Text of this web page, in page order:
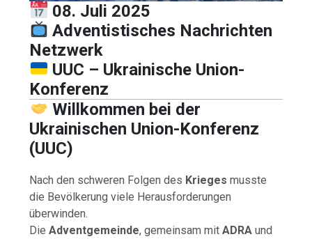
08. Juli 2025
Adventistisches Nachrichten
Netzwerk
UUC – Ukrainische Union-
Konferenz
Willkommen bei der
Ukrainischen Union-Konferenz
(UUC)
Nach den schweren Folgen des Krieges musste
die Bevölkerung viele Herausforderungen
überwinden.
DieAdventgemeinde, gemeinsam mitADRA und